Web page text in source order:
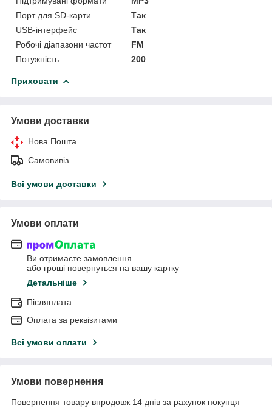
Порт для SD-карти
Так
USB-інтерфейс
Так
Робочі діапазони частот
FM
Потужність
200
Приховати
Умови доставки
Нова Пошта
Самовивіз
Всі умови доставки
Умови оплати
Ви отримаєте замовлення
або гроші повернуться на вашу картку
Детальніше
Післяплата
Оплата за реквізитами
Всі умови оплати
Умови повернення
Повернення товару впродовж 14 днів за рахунок покупця